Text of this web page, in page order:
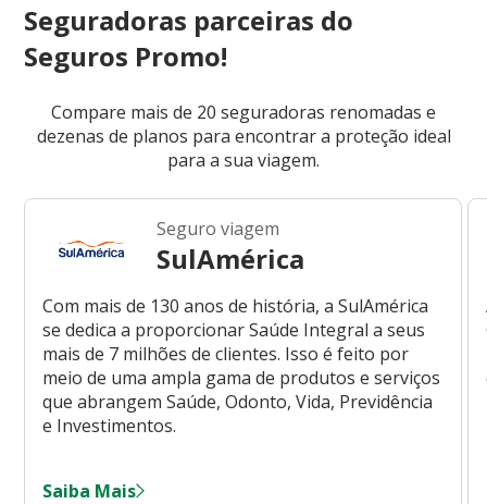
Seguradoras parceiras do
Seguros Promo!
Compare mais de 20 seguradoras renomadas e
dezenas de planos para encontrar a proteção ideal
para a sua viagem.
Seguro viagem
SulAmérica
Com mais de 130 anos de história, a SulAmérica
se dedica a proporcionar Saúde Integral a seus
mais de 7 milhões de clientes. Isso é feito por
meio de uma ampla gama de produtos e serviços
que abrangem Saúde, Odonto, Vida, Previdência
e Investimentos.
Saiba Mais